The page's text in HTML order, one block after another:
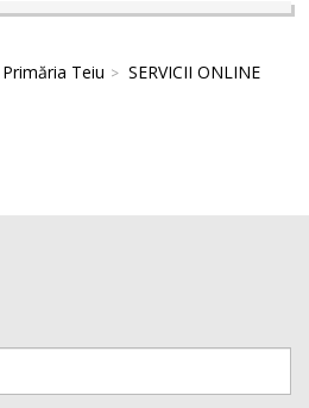
Primăria Teiu SERVICII ONLINE